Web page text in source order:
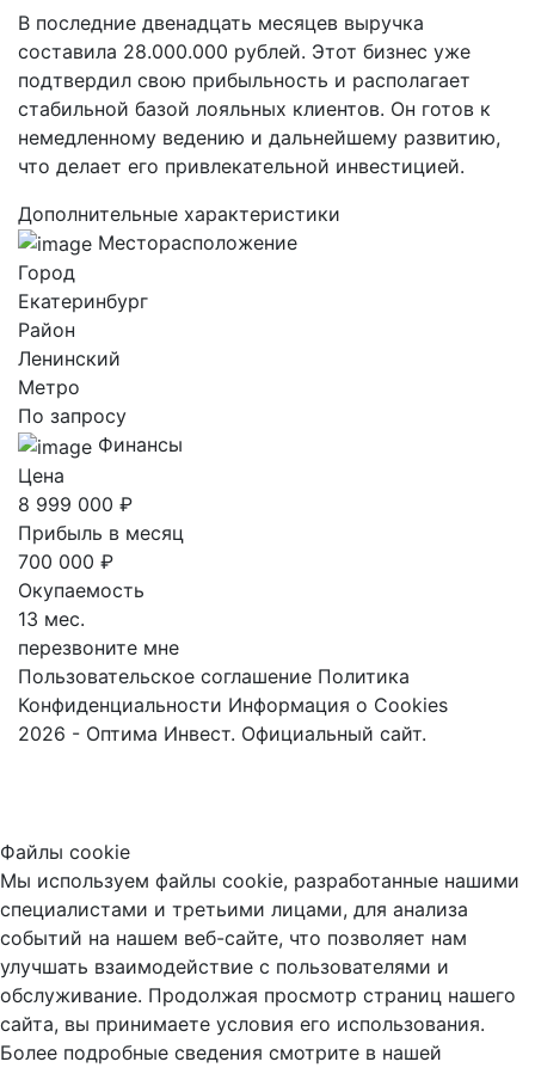
В последние двенадцать месяцев выручка
составила 28.000.000 рублей. Этот бизнес уже
подтвердил свою прибыльность и располагает
стабильной базой лояльных клиентов. Он готов к
немедленному ведению и дальнейшему развитию,
что делает его привлекательной инвестицией.
Дополнительные характеристики
Месторасположение
Город
Екатеринбург
Район
Ленинский
Метро
По запросу
Финансы
Цена
8 999 000 ₽
Прибыль в месяц
700 000 ₽
Окупаемость
13 мес.
перезвоните мне
Пользовательское соглашение Политика
Конфиденциальности Информация о Cookies
2026 - Оптима Инвест. Официальный сайт.
Файлы cookie
Мы используем файлы cookie, разработанные нашими
специалистами и третьими лицами, для анализа
событий на нашем веб-сайте, что позволяет нам
улучшать взаимодействие с пользователями и
обслуживание. Продолжая просмотр страниц нашего
сайта, вы принимаете условия его использования.
Более подробные сведения смотрите в нашей